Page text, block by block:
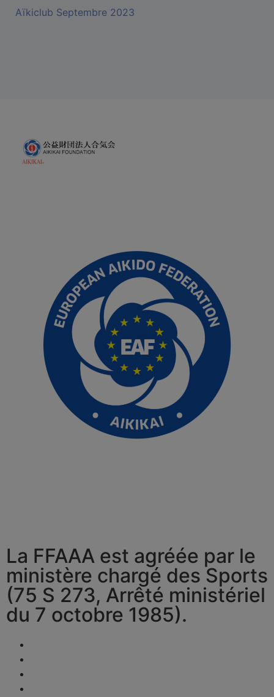
Aïkiclub Septembre 2023
La FFAAA est agréée par le
ministère chargé des Sports
(75 S 273, Arrêté ministériel
du 7 octobre 1985).